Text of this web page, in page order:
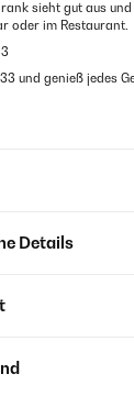
sieht gut aus
oder im Restaurant.
und genieß jedes
Details